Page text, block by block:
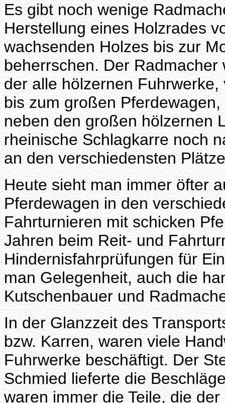
Es gibt noch wenige
Herstellung eines Holzrades
wachsenden Holzes bis zur
beherrschen. Der
der alle hölzernen
bis zum großen
neben den großen hölzernen
rheinische Schlagkarre noch
an den verschiedensten
Heute sieht man immer öfter
Pferdewagen in den
Fahrturnieren mit schicken
Jahren beim Reit- und
Hindernisfahrprüfungen für
man Gelegenheit, auch die
Kutschenbauer und
In der Glanzzeit des
bzw. Karren, waren viele
Fuhrwerke beschäftigt. Der
Schmied lieferte die
waren immer die Teile, die